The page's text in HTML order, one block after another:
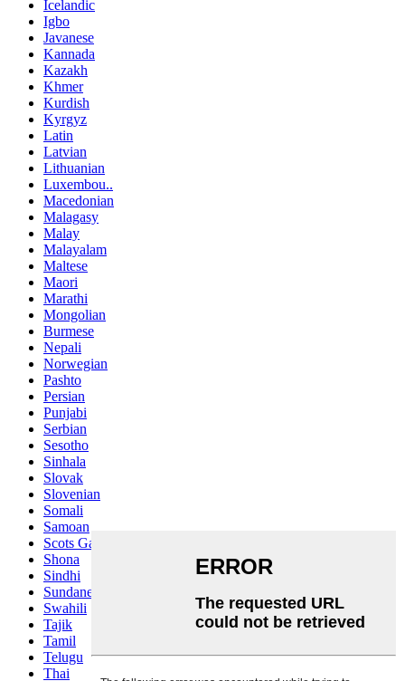
Icelandic
Igbo
Javanese
Kannada
Kazakh
Khmer
Kurdish
Kyrgyz
Latin
Latvian
Lithuanian
Luxembou..
Macedonian
Malagasy
Malay
Malayalam
Maltese
Maori
Marathi
Mongolian
Burmese
Nepali
Norwegian
Pashto
Persian
Punjabi
Serbian
Sesotho
Sinhala
Slovak
Slovenian
Somali
Samoan
Scots Gaelic
Shona
Sindhi
Sundanese
Swahili
Tajik
Tamil
Telugu
Thai